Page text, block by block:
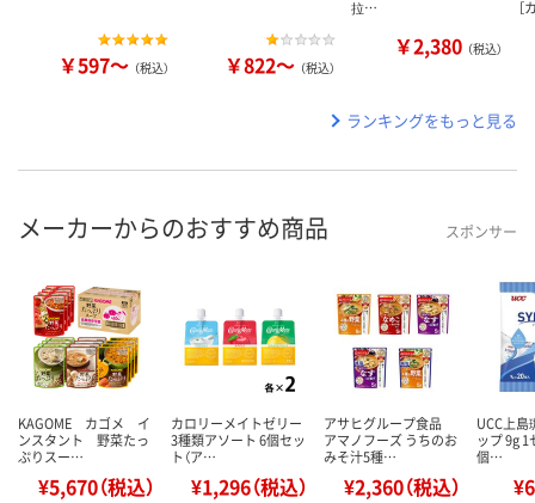
￥597～ （税込） ￥822～ （税込）
拉…
￥2,380 （税込）
ランキングをもっと見る
メーカーからのおすすめ商品 スポンサー
KAGOME カゴメ イ
ンスタント 野菜たっ
ぷりスー…
¥5,670（税込）
カロリーメイトゼリー
3種類アソート 6個セッ
ト（ア…
¥1,296（税込）
アサヒグループ食品
アマノフーズ うちのお
みそ汁5種…
¥2,360（税込）
UCC上島
ップ 9g 1
個…